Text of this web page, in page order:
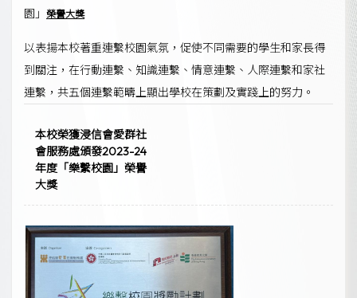
園」 榮譽大獎
以表揚本校著重連繫校園氣氛，促使不同需要的學生和家長得
到關注，在行動連繫、知識連繫、情意連繫、人際連繫和家社
連繫，共五個連繫範疇上顯出學校在策劃及實踐上的努力。
本校榮獲浸信會愛群社
會服務處頒發2023-24
年度「樂繫校園」榮譽
大獎